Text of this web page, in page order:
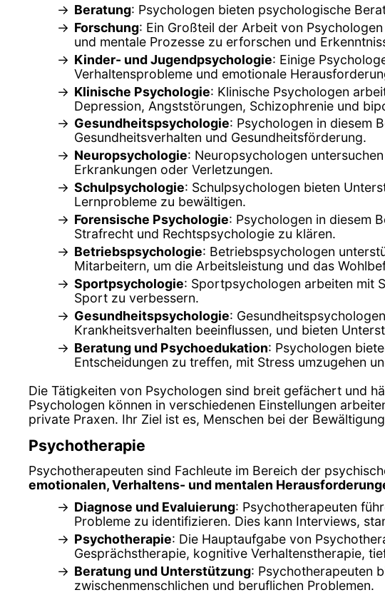
Beratung: Psychologen bieten psychologische
Forschung: Ein Großteil der Arbeit von
und mentale Prozesse zu erforschen und
Kinder- und Jugendpsychologie: Einige
Verhaltensprobleme und emotionale
Klinische Psychologie: Klinische Psychologen
Depression, Angststörungen, Schizophrenie und
Gesundheitspsychologie: Psychologen in diesem
Gesundheitsverhalten und Gesundheitsförderung.
Neuropsychologie: Neuropsychologen
Erkrankungen oder Verletzungen.
Schulpsychologie: Schulpsychologen bieten
Lernprobleme zu bewältigen.
Forensische Psychologie: Psychologen in diesem
Strafrecht und Rechtspsychologie zu klären.
Betriebspsychologie: Betriebspsychologen
Mitarbeitern, um die Arbeitsleistung und das
Sportpsychologie: Sportpsychologen arbeiten mit
Sport zu verbessern.
Gesundheitspsychologie:
Krankheitsverhalten beeinflussen, und bieten
Beratung und Psychoedukation: Psychologen
Entscheidungen zu treffen, mit Stress umzugehen
Die Tätigkeiten von Psychologen sind breit gefächert und
Psychologen können in verschiedenen Einstellungen
private Praxen. Ihr Ziel ist es, Menschen bei der
Psychotherapie
Psychotherapeuten sind Fachleute im Bereich der
emotionalen, Verhaltens- und mentalen
Diagnose und Evaluierung: Psychotherapeuten
Probleme zu identifizieren. Dies kann Interviews,
Psychotherapie: Die Hauptaufgabe von
Gesprächstherapie, kognitive Verhaltenstherapie,
Beratung und Unterstützung: Psychotherapeuten
zwischenmenschlichen und beruflichen Problemen.